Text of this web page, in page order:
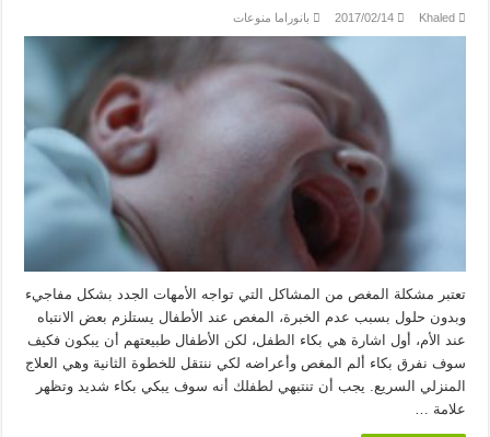
Khaled
2017/02/14 بانوراما منوعات
تعتبر مشكلة المغص من المشاكل التي تواجه الأمهات الجدد بشكل مفاجيء
وبدون حلول بسبب عدم الخبرة، المغص عند الأطفال يستلزم بعض الانتباه
عند الأم، أول اشارة هي بكاء الطفل، لكن الأطفال طبيعتهم أن يبكون فكيف
سوف نفرق بكاء ألم المغص وأعراضه لكي ننتقل للخطوة الثانية وهي العلاج
المنزلي السريع. يجب أن تنتبهي لطفلك أنه سوف يبكي بكاء شديد وتظهر
علامة …